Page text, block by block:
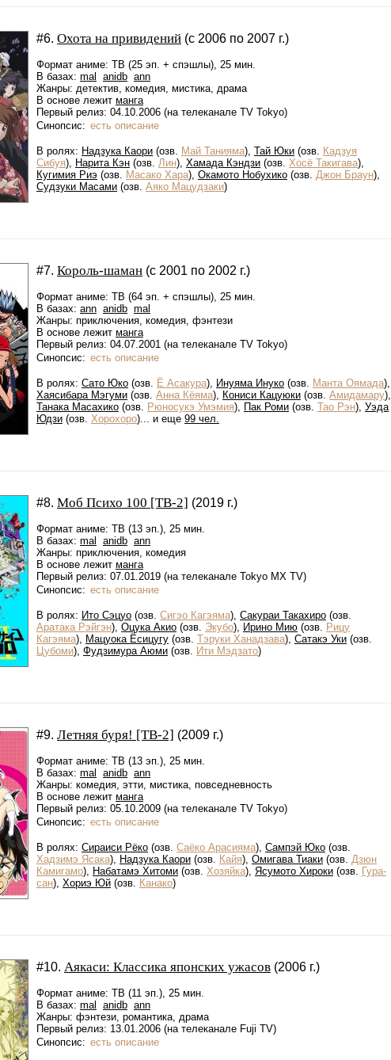
#6. Охота на привидений (с 2006 по 2007 г.)
Формат аниме: ТВ (25 эп. + спэшлы), 25 мин.
В базах: mal anidb ann
Жанры: детектив, комедия, мистика, драма
В основе лежит манга
Первый релиз: 04.10.2006 (на телеканале TV Tokyo)
Синопсис: есть описание
В ролях: Надзука Каори (озв. Май Танияма), Тай Юки (озв. Кадзуя
Сибуя), Нарита Кэн (озв. Лин), Хамада Кэндзи (озв. Хосё Такигава),
Кугимия Риэ (озв. Масако Хара), Окамото Нобухико (озв. Джон Браун),
Судзуки Масами (озв. Аяко Мацудзаки)
#7. Король-шаман (с 2001 по 2002 г.)
Формат аниме: ТВ (64 эп. + спэшлы), 25 мин.
В базах: ann anidb mal
Жанры: приключения, комедия, фэнтези
В основе лежит манга
Первый релиз: 04.07.2001 (на телеканале TV Tokyo)
Синопсис: есть описание
В ролях: Сато Юко (озв. Ё Асакура), Инуяма Инуко (озв. Манта Оямада),
Хаясибара Мэгуми (озв. Анна Кёяма), Кониси Кацуюки (озв. Амидамару),
Танака Масахико (озв. Рюносукэ Умэмия), Пак Роми (озв. Тао Рэн), Уэда
Юдзи (озв. Хороxоро)... и еще 99 чел.
#8. Моб Психо 100 [ТВ-2] (2019 г.)
Формат аниме: ТВ (13 эп.), 25 мин.
В базах: mal anidb ann
Жанры: приключения, комедия
В основе лежит манга
Первый релиз: 07.01.2019 (на телеканале Tokyo MX TV)
Синопсис: есть описание
В ролях: Ито Сэцуо (озв. Сигэо Кагэяма), Сакураи Такахиро (озв.
Аратака Рэйгэн), Оцука Акио (озв. Экубо), Ирино Мию (озв. Рицу
Кагэяма), Мацуока Ёсицугу (озв. Тэруки Ханадзава), Сатакэ Уки (озв.
Цубоми), Фудзимура Аюми (озв. Ити Мэдзато)
#9. Летняя буря! [ТВ-2] (2009 г.)
Формат аниме: ТВ (13 эп.), 25 мин.
В базах: mal anidb ann
Жанры: комедия, этти, мистика, повседневность
В основе лежит манга
Первый релиз: 05.10.2009 (на телеканале TV Tokyo)
Синопсис: есть описание
В ролях: Сираиси Рёко (озв. Саёко Арасияма), Сампэй Юко (озв.
Хадзимэ Ясака), Надзука Каори (озв. Кайя), Омигава Тиаки (озв. Дзюн
Камигамо), Набатамэ Хитоми (озв. Хозяйка), Ясумото Хироки (озв. Гура-
сан), Хориэ Юй (озв. Канако)
#10. Аякаси: Классика японских ужасов (2006 г.)
Формат аниме: ТВ (11 эп.), 25 мин.
В базах: mal anidb ann
Жанры: фэнтези, романтика, драма
Первый релиз: 13.01.2006 (на телеканале Fuji TV)
Синопсис: есть описание